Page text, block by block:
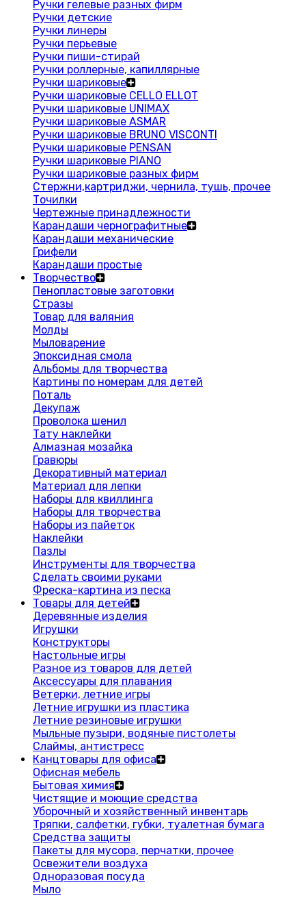
Ручки гелевые разных фирм
Ручки детские
Ручки линеры
Ручки перьевые
Ручки пиши-стирай
Ручки роллерные, капиллярные
Ручки шариковые
Ручки шариковые CELLO ELLOT
Ручки шариковые UNIMAX
Ручки шариковые ASMAR
Ручки шариковые BRUNO VISCONTI
Ручки шариковые PENSAN
Ручки шариковые PIANO
Ручки шариковые разных фирм
Стержни,картриджи, чернила, тушь, прочее
Точилки
Чертежные принадлежности
Карандаши чернографитные
Карандаши механические
Грифели
Карандаши простые
Творчество
Пенопластовые заготовки
Стразы
Товар для валяния
Молды
Мыловарение
Эпоксидная смола
Альбомы для творчества
Картины по номерам для детей
Поталь
Декупаж
Проволока шенил
Тату наклейки
Алмазная мозайка
Гравюры
Декоративный материал
Материал для лепки
Наборы для квиллинга
Наборы для творчества
Наборы из пайеток
Наклейки
Пазлы
Инструменты для творчества
Сделать своими руками
Фреска-картина из песка
Товары для детей
Деревянные изделия
Игрушки
Конструкторы
Настольные игры
Разное из товаров для детей
Аксессуары для плавания
Ветерки, летние игры
Летние игрушки из пластика
Летние резиновые игрушки
Мыльные пузыри, водяные пистолеты
Слаймы, антистресс
Канцтовары для офиса
Офисная мебель
Бытовая химия
Чистящие и моющие средства
Уборочный и хозяйственный инвентарь
Тряпки, салфетки, губки, туалетная бумага
Средства защиты
Пакеты для мусора, перчатки, прочее
Освежители воздуха
Одноразовая посуда
Мыло